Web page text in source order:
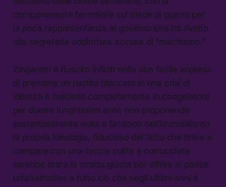
componenente femminile sul piede di guerra per
la poca rappresentanza al governo che ha rivolto
alla segreteria addirittura accuse di “machismo.”
Zingaretti è riuscito infatti nella non facile impresa
di prendere un partito bloccato in una crisi di
identità e metterlo completamente in congelatore
per duetre lunghissimi anni, non proponendo
sostanzialmente nulla e facendo dell’immobilismo
la propria ideologia, fiducioso del fatto che tirare a
campare con una faccia pulita e corrucciata
sarebbe stata la strada giusta per offrire al paese
un’alternativa a tutto ciò che negli ultimi anni è